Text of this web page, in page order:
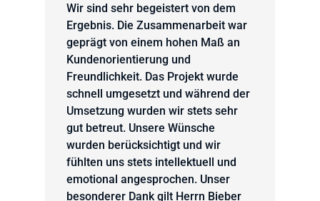
Wir sind sehr begeistert von dem
Ergebnis. Die Zusammenarbeit war
geprägt von einem hohen Maß an
Kundenorientierung und
Freundlichkeit. Das Projekt wurde
schnell umgesetzt und während der
Umsetzung wurden wir stets sehr
gut betreut. Unsere Wünsche
wurden berücksichtigt und wir
fühlten uns stets intellektuell und
emotional angesprochen. Unser
besonderer Dank gilt Herrn Bieber